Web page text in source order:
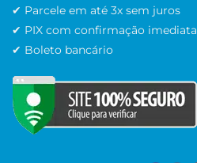
✔ Parcele em até 3x sem juros
✔ PIX com confirmação imediata
✔ Boleto bancário